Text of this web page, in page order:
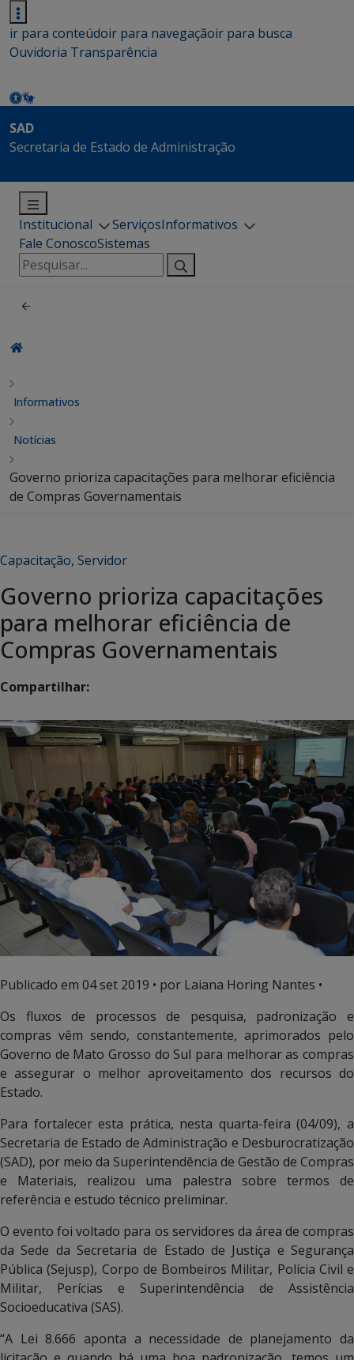
ir para conteúdoir para navegaçãoir para busca
Ouvidoria Transparência
SAD
Secretaria de Estado de Administração
Institucional ServiçosInformativos
Fale ConoscoSistemas
Pesquisar
por:
Informativos
Notícias
Governo prioriza capacitações para melhorar eficiência
de Compras Governamentais
Capacitação, Servidor
Governo prioriza capacitações
para melhorar eficiência de
Compras Governamentais
Compartilhar:
Publicado em 04 set 2019 • por Laiana Horing Nantes •
Os fluxos de processos de pesquisa, padronização e
compras vêm sendo, constantemente, aprimorados pelo
Governo de Mato Grosso do Sul para melhorar as compras
e assegurar o melhor aproveitamento dos recursos do
Estado.
Para fortalecer esta prática, nesta quarta-feira (04/09), a
Secretaria de Estado de Administração e Desburocratização
(SAD), por meio da Superintendência de Gestão de Compras
e Materiais, realizou uma palestra sobre termos de
referência e estudo técnico preliminar.
O evento foi voltado para os servidores da área de compras
da Sede da Secretaria de Estado de Justiça e Segurança
Pública (Sejusp), Corpo de Bombeiros Militar, Polícia Civil e
Militar, Perícias e Superintendência de Assistência
Socioeducativa (SAS).
“A Lei 8.666 aponta a necessidade de planejamento da